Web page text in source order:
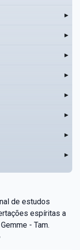
▸
▸
▸
▸
▸
▸
▸
▸
de estudos
espíritas a
- Tam.